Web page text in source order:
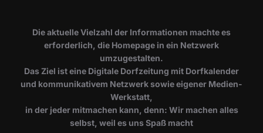
Die aktuelle Vielzahl der Informationen machte es
erforderlich, die Homepage in ein Netzwerk
umzugestalten.
Das Ziel ist eine Digitale Dorfzeitung mit Dorfkalender
und kommunikativem Netzwerk sowie eigener Medien-
Werkstatt,
in der jeder mitmachen kann, denn: Wir machen alles
selbst, weil es uns Spaß macht